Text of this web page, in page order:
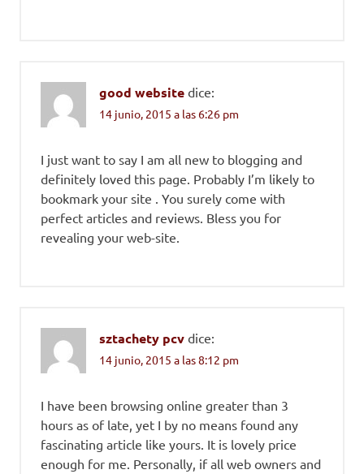
good website dice:
14 junio, 2015 a las 6:26 pm
I just want to say I am all new to blogging and
definitely loved this page. Probably I’m likely to
bookmark your site . You surely come with
perfect articles and reviews. Bless you for
revealing your web-site.
sztachety pcv dice:
14 junio, 2015 a las 8:12 pm
I have been browsing online greater than 3
hours as of late, yet I by no means found any
fascinating article like yours. It is lovely price
enough for me. Personally, if all web owners and